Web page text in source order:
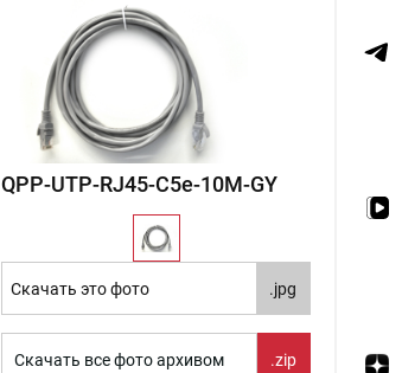
QPP-UTP-RJ45-C5e-10М-GY
Скачать это фото .jpg
Скачать все фото архивом .zip